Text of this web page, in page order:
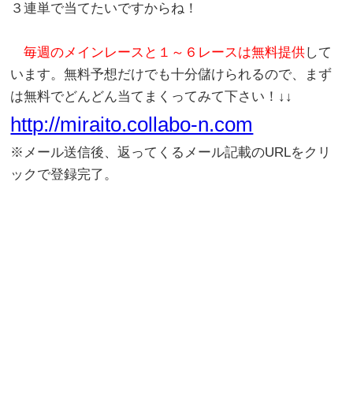
３連単で当てたいですからね！
毎週のメインレースと１～６レースは無料提供して
います。無料予想だけでも十分儲けられるので、まず
は無料でどんどん当てまくってみて下さい！↓↓
http://miraito.collabo-n.com
※メール送信後、返ってくるメール記載のURLをクリ
ックで登録完了。